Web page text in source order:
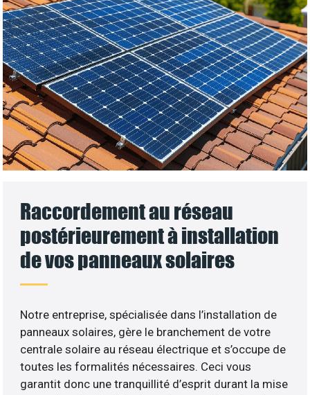
Raccordement au réseau
postérieurement à installation
de vos panneaux solaires
Notre entreprise, spécialisée dans l’installation de
panneaux solaires, gère le branchement de votre
centrale solaire au réseau électrique et s’occupe de
toutes les formalités nécessaires. Ceci vous
garantit donc une tranquillité d’esprit durant la mise